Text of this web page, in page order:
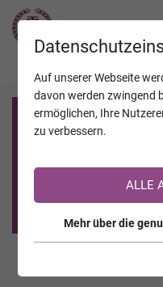
Sie sind noch nicht
>> zur
Auf unserer Webseite
davon werden zwingend
ermöglichen, Ihre
zu verbessern.
ALLE
Mehr über die
JAHRESTAGE